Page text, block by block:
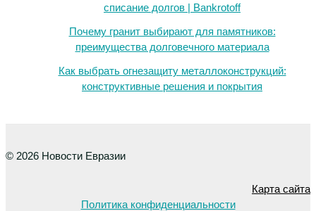
списание долгов | Bankrotoff
Почему гранит выбирают для памятников:
преимущества долговечного материала
Как выбрать огнезащиту металлоконструкций:
конструктивные решения и покрытия
© 2026 Новости Евразии
Карта сайта
Политика конфиденциальности